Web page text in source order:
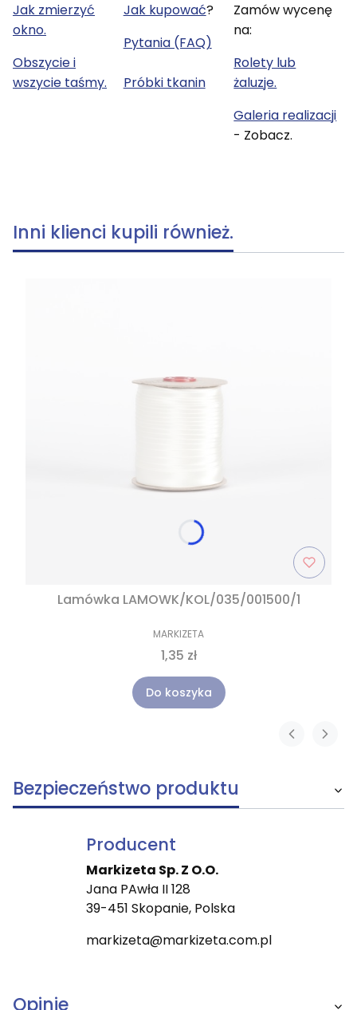
Jak zmierzyć
okno.
Obszycie i
wszycie taśmy.
Jak kupować?
Pytania (FAQ)
Próbki tkanin
Zamów wycenę
na:
Rolety lub
żaluzje.
Galeria realizacji
- Zobacz.
Inni klienci kupili również.
Lamówka LAMOWK/KOL/035/001500/1
MARKIZETA
1,35 zł
Do koszyka
Bezpieczeństwo produktu
Producent
Markizeta Sp. Z O.O.
Jana PAwła II 128
39-451 Skopanie, Polska
markizeta@markizeta.com.pl
Opinie